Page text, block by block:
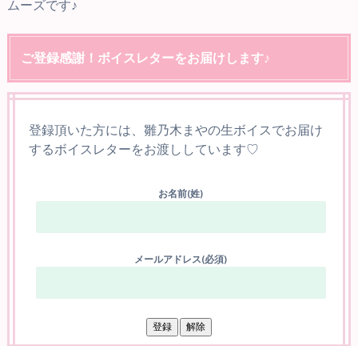
ムーズです♪
ご登録感謝！ボイスレターをお届けします♪
登録頂いた方には、雛乃木まやの生ボイスでお届け
するボイスレターをお渡ししています♡
お名前(姓)
メールアドレス(必須)